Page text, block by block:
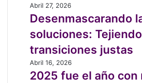
litio
y
la
progresiva
extinción
del
Flamenco
andino
Desenmascarando
las
soluciones:
Tejiendo
transiciones
justas
Abril 27, 2026
Desenmascarando
soluciones: Tejiendo
transiciones justas
2025
fue
Abril 16, 2026
2025 fue el año con